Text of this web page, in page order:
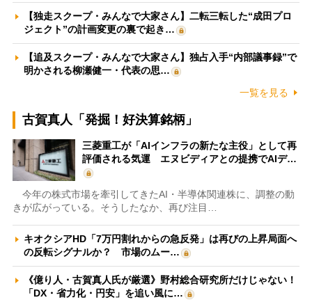
【独走スクープ・みんなで大家さん】二転三転した“成田プロ
ジェクト”の計画変更の裏で起き…
【追及スクープ・みんなで大家さん】独占入手“内部議事録”で
明かされる柳瀬健一・代表の思…
一覧を見る
古賀真人「発掘！好決算銘柄」
三菱重工が「AIインフラの新たな主役」として再
評価される気運 エヌビディアとの提携でAIデ…
今年の株式市場を牽引してきたAI・半導体関連株に、調整の動
きが広がっている。そうしたなか、再び注目…
キオクシアHD「7万円割れからの急反発」は再びの上昇局面へ
の反転シグナルか？ 市場のムー…
《億り人・古賀真人氏が厳選》野村総合研究所だけじゃない！
「DX・省力化・円安」を追い風に…